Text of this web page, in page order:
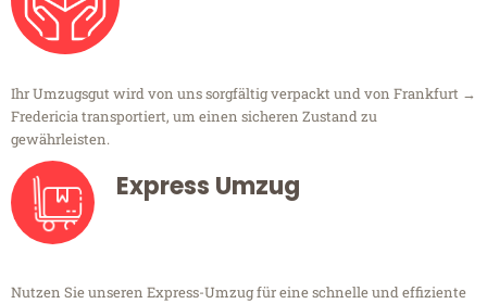
Ihr Umzugsgut wird von uns sorgfältig verpackt und von Frankfurt →
Fredericia transportiert, um einen sicheren Zustand zu
gewährleisten.
Express Umzug
Nutzen Sie unseren Express-Umzug für eine schnelle und effiziente